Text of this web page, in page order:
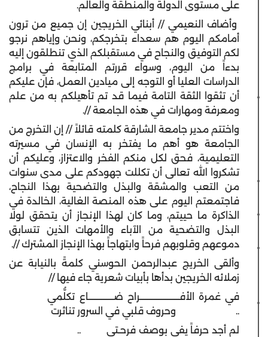
على مستوى الدولة والمنطقة والعالم.
وأضاف النعيمي // أبنائي الخريجين إن جميع من ترون
أمامكم اليوم هم سعداء بتخرجكم، ونحن وإياهم نرجو
لكم التوفيق والنجاح في مستقبلكم الذي تنطلقون إليه
بدءاً من اليوم، وسواء قررتم المتابعة في برامج
الدراسات العليا أو التوجه إلى ميادين العمل، فإن عليكم
أن تثقوا الثقة التامة فيما قد تم تأهيلكم به من علم
ومعرفة ومهارات في هذه الجامعة //.
واختتم مدير جامعة الشارقة كلمته قائلاً // إن التخرج من
الجامعة هو أهم ما يفتخر به الإنسان في مسيرته
التعليمية، فحق لكل منكم الفخر والاعتزاز، وعليكم أن
تشكروا الله تعالى أن تكللت جهودكم على مدى سنوات
من التعب والمشقة والبذل والتضحية بهذا النجاح،
فاجتمعتم اليوم على هذه المنصة الغالية، الخالدة في
الذاكرة ما حييتم، وما كان لهذا الإنجاز أن يتحقق لولا
البذل والتضحية من الآباء والأمهات الذين تتسابق
دموعهم وقلوبهم فرحاً وابتهاجاً بهذا الإنجاز المشترك //.
وألقى الخريج عبدالرحمن الحوسني كلمةً بالنيابة عن
زملائه الخريجين بدأها بأبيات شعرية جاء فيها //
في غمرة الأفــــــــــــــــــــــراح ضــــــــــــــاع تكلُّمي
.. وحروف قلبي في السرور تناثرت
لم أجد حرفاً يفي بوصف فرحـتي ..